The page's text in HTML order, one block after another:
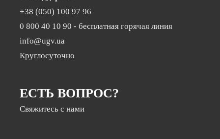
+38 (050) 100 97 96
0 800 40 10 90 - бесплатная горячая линия
info@ugv.ua
Круглосуточно
ЕСТЬ ВОПРОС?
Свяжитесь с нами
новинами нашої компанії
Електронна пошта*